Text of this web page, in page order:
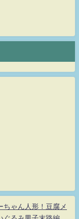
ゃん人形！豆腐メ